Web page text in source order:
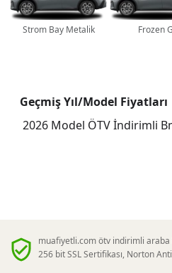
Strom Bay Metalik Frozen
Geçmiş Yıl/Model Fiyatları
2026 Model ÖTV İndirimli
muafiyetli.com ötv indirimli araba
256 bit SSL Sertifikası, Norton